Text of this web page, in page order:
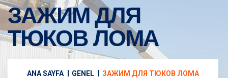
ЗАЖИМ ДЛЯ
ТЮКОВ ЛОМА
ANA SAYFA GENEL ЗАЖИМ ДЛЯ ТЮКОВ ЛОМА